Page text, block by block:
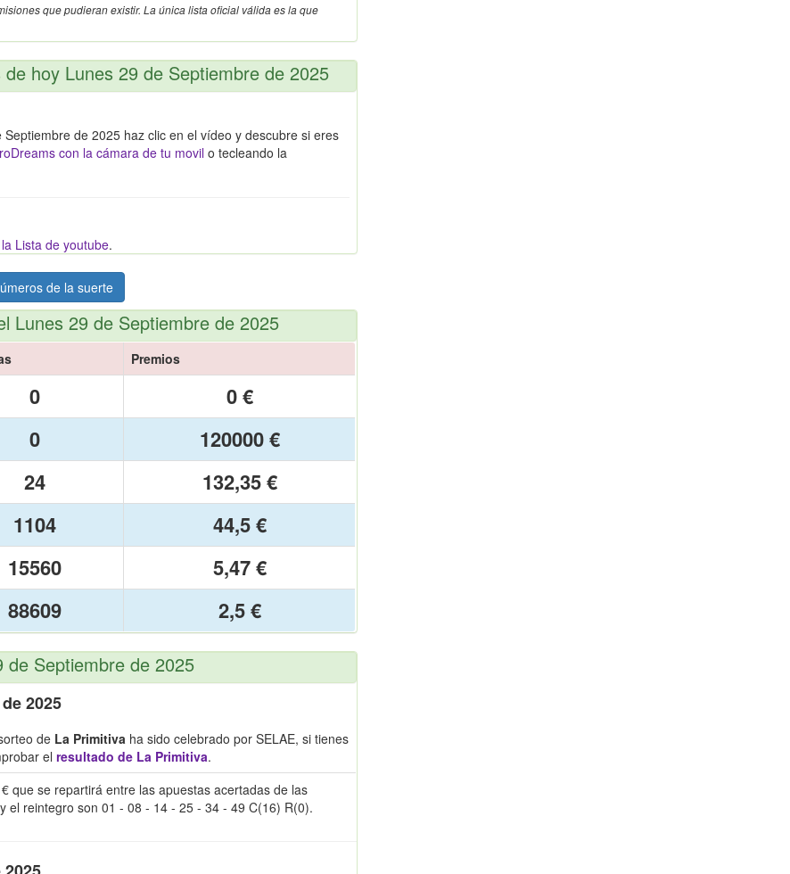
que pudieran existir. La única lista oficial válida es la que
hoy Lunes 29 de Septiembre de 2025
Septiembre de 2025 haz clic en el vídeo y descubre si eres
con la cámara de tu movilo tecleando la
Lista de youtube.
de la suerte
Lunes 29 de Septiembre de 2025
Premios
0
0 €
0
120000 €
24
132,35 €
1104
44,5 €
15560
5,47 €
88609 2,5 €
Septiembre de 2025
2025
de La Primitiva ha sido celebrado por SELAE, si tienes
el resultado de La Primitiva.
que se repartirá entre las apuestas acertadas de las
el reintegro son 01 - 08 - 14 - 25 - 34 - 49 C(16) R(0).